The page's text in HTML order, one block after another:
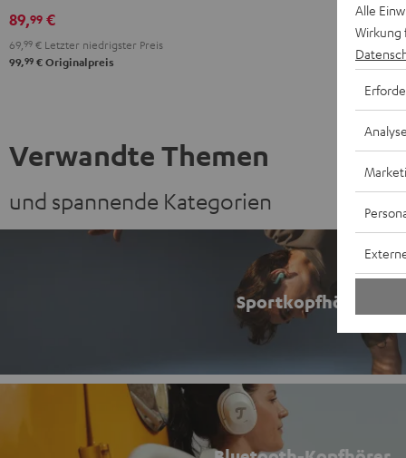
BlackWhite
89,99 €
69, 99 € Letzter niedrigster Preis
99,99 € Originalpreis
Verwandte Themen
und spannende Kategorien
Sportkopfhörer
Alle
Wirkung
Analyse